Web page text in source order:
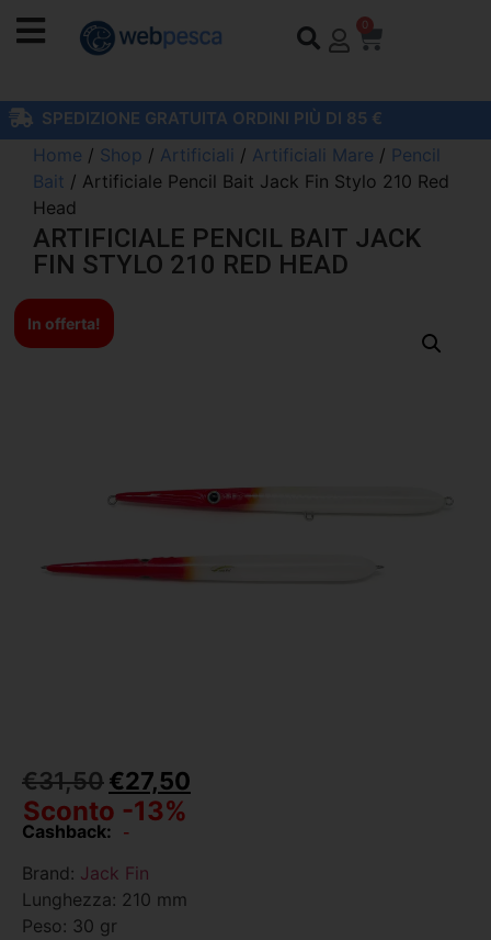
0
SPEDIZIONE GRATUITA ORDINI PIÙ DI 85 €
Home / Shop / Artificiali / Artificiali Mare / Pencil
Bait / Artificiale Pencil Bait Jack Fin Stylo 210 Red
Head
ARTIFICIALE PENCIL BAIT JACK
FIN STYLO 210 RED HEAD
In offerta!
€31,50€27,50
Sconto -13%
Cashback: -
Brand: Jack Fin
Lunghezza: 210 mm
Peso: 30 gr